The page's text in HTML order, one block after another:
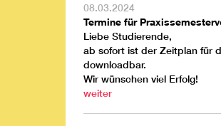
08.03.2024
Termine für
Liebe Studierende,
ab sofort ist der Zeitplan für
downloadbar.
Wir wünschen viel Erfolg!
weiter